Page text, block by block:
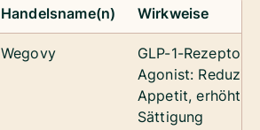
Handelsname(n) Wirkweise
Wegovy
GLP-1-Rezeptor-
Agonist:
Appetit, erhöht
Sättigung